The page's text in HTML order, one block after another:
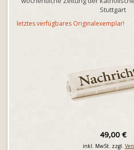
Stuttgart
letztes verfügbares Originalexemplar!
49,00 €
inkl. MwSt. zzgl.